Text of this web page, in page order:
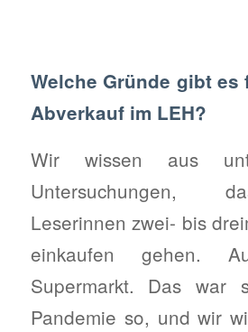
Welche Gründe gibt es
Abverkauf im LEH?
Wir wissen aus
Untersuchungen,
Leserinnen zwei- bis
einkaufen gehen.
Supermarkt. Das war
Pandemie so, und wir